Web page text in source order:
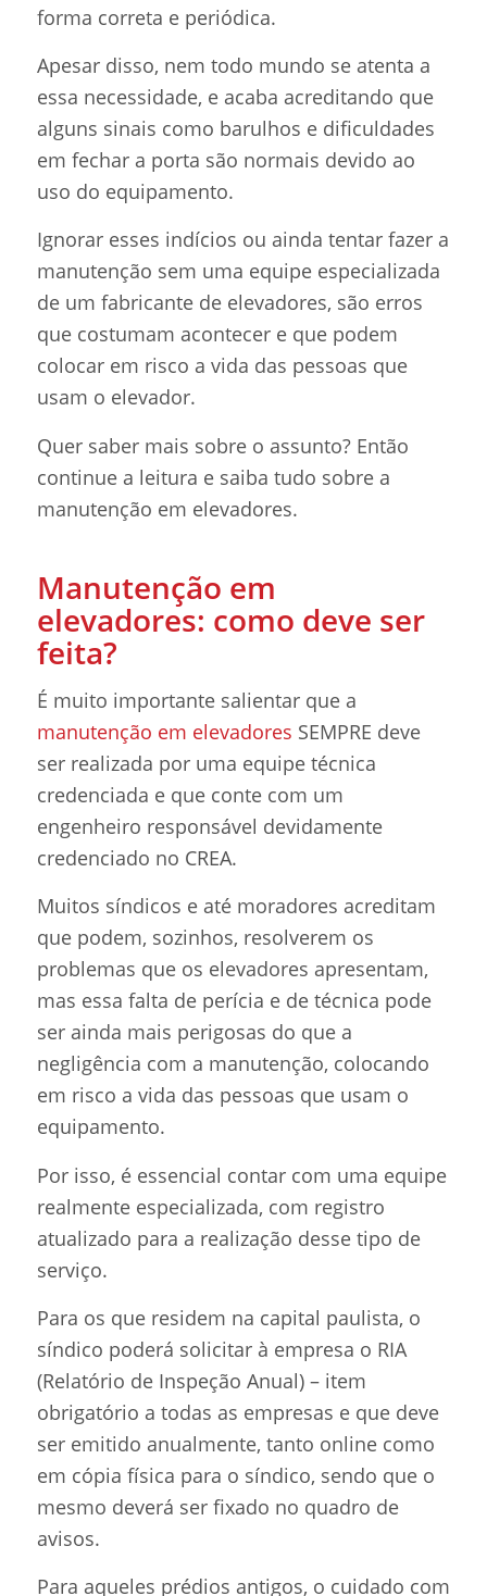
forma correta e periódica.
Apesar disso, nem todo mundo se atenta a
essa necessidade, e acaba acreditando que
alguns sinais como barulhos e dificuldades
em fechar a porta são normais devido ao
uso do equipamento.
Ignorar esses indícios ou ainda tentar fazer a
manutenção sem uma equipe especializada
de um fabricante de elevadores, são erros
que costumam acontecer e que podem
colocar em risco a vida das pessoas que
usam o elevador.
Quer saber mais sobre o assunto? Então
continue a leitura e saiba tudo sobre a
manutenção em elevadores.
Manutenção em
elevadores: como deve ser
feita?
É muito importante salientar que a
manutenção em elevadores SEMPRE deve
ser realizada por uma equipe técnica
credenciada e que conte com um
engenheiro responsável devidamente
credenciado no CREA.
Muitos síndicos e até moradores acreditam
que podem, sozinhos, resolverem os
problemas que os elevadores apresentam,
mas essa falta de perícia e de técnica pode
ser ainda mais perigosas do que a
negligência com a manutenção, colocando
em risco a vida das pessoas que usam o
equipamento.
Por isso, é essencial contar com uma equipe
realmente especializada, com registro
atualizado para a realização desse tipo de
serviço.
Para os que residem na capital paulista, o
síndico poderá solicitar à empresa o RIA
(Relatório de Inspeção Anual) – item
obrigatório a todas as empresas e que deve
ser emitido anualmente, tanto online como
em cópia física para o síndico, sendo que o
mesmo deverá ser fixado no quadro de
avisos.
Para aqueles prédios antigos, o cuidado com